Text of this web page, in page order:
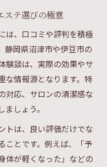
ステ選びの極意
は、口コミや評判を積極
静岡県沼津市や伊豆市の
験談は、実際の効果やサ
な情報源となります。特
対応、サロンの清潔感な
しょう。
トは、良い評価だけでな
ことです。例えば、「予
体が軽くなった」などの